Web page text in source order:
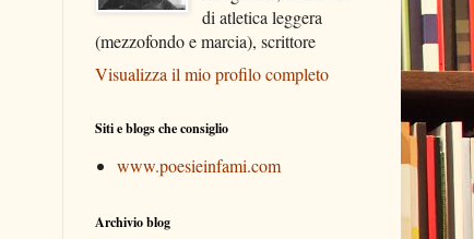
di atletica leggera
(mezzofondo e marcia), scrittore
Visualizza il mio profilo completo
Siti e blogs che consiglio
www.poesieinfami.com
Archivio blog